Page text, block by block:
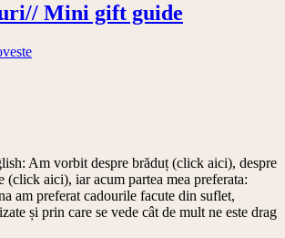
Mini gift guide
Am vorbit despre brăduț (click aici), despre
(click aici), iar acum partea mea preferata:
am preferat cadourile facute din suflet,
și prin care se vede cât de mult ne este drag